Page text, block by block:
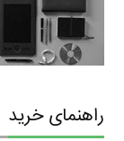
راهنمای خرید